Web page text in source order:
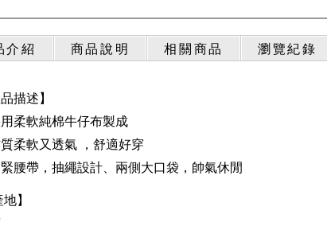
介紹 商品說明 相關商品 瀏覽紀錄
品描述】
柔軟純棉牛仔布製成
柔軟又透氣 ，舒適好穿
腰帶，抽繩設計、兩側大口袋，帥氣休閒
地】